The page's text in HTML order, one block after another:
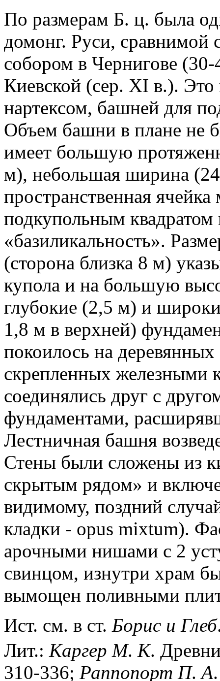
По размерам Б. ц. была
домонг. Руси,
собором в Чернигове
Киевской (сер. XI в.). Это
нартексом, башней для
Объем башни в плане не
имеет большую
м), небольшая ширина
пространственная
подкупольным
«базиликальность».
(сторона близка 8 м)
купола и на большую
глубокие (2,5 м) и
1,8 м в верхней)
покоилось на
скрепленных железными
соединялись друг с
фундаментами,
Лестничная башня
Стены были сложены из
скрытым рядом» и
видимому, поздний
кладки - opus mixtum).
арочными нишами с 2
свинцом, изнутри храм
вымощен поливными
Ист. см. в ст. Борис и Глеб
Лит.: Каргер М. К.
310-336; Раппопорт П.А